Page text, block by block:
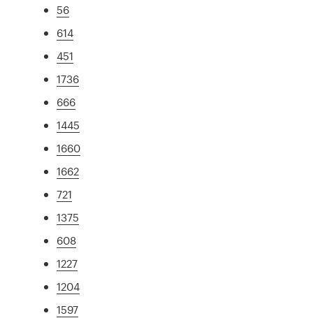
56
614
451
1736
666
1445
1660
1662
721
1375
608
1227
1204
1597